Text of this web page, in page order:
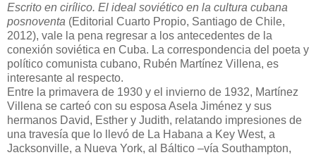
Escrito en cirílico. El ideal soviético en la cultura cubana
posnoventa (Editorial Cuarto Propio, Santiago de Chile,
2012), vale la pena regresar a los antecedentes de la
conexión soviética en Cuba. La correspondencia del poeta y
político comunista cubano, Rubén Martínez Villena, es
interesante al respecto.
Entre la primavera de 1930 y el invierno de 1932, Martínez
Villena se carteó con su esposa Asela Jiménez y sus
hermanos David, Esther y Judith, relatando impresiones de
una travesía que lo llevó de La Habana a Key West, a
Jacksonville, a Nueva York, al Báltico –vía Southampton,